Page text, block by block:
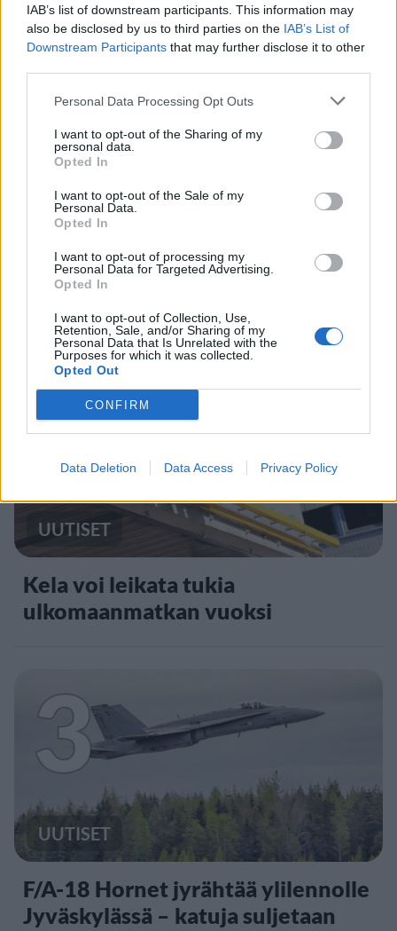
IAB’s list of downstream participants. This information may
also be disclosed by us to third parties on the IAB’s List of
Downstream Participants that may further disclose it to other
Personal Data Processing Opt Outs
I want to opt-out of the Sharing of my
personal data.
Opted In
I want to opt-out of the Sale of my
Personal Data.
Opted In
I want to opt-out of processing my
Personal Data for Targeted Advertising.
Opted In
I want to opt-out of Collection, Use,
Retention, Sale, and/or Sharing of my
Personal Data that Is Unrelated with the
Purposes for which it was collected.
Opted Out
CONFIRM
Data Deletion Data Access Privacy Policy
1
MATKAILU
Maailman eniten matkustaneet
valitsivat suosikkikohteensa –
yllättävä voittaja
2
UUTISET
Kela voi leikata tukia
ulkomaanmatkan vuoksi
3
UUTISET
F/A-18 Hornet jyrähtää ylilennolle
Jyväskylässä – katuja suljetaan